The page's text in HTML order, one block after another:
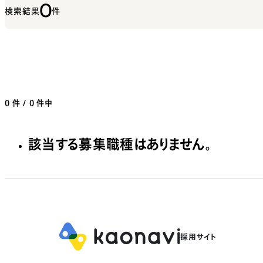
検索結果0件
0 件 / 0 件中
該当する募集職種はありません。